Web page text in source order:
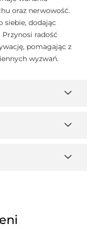
oraz nerwowość.
siebie, dodając
radość
pomagając z
wyzwań.